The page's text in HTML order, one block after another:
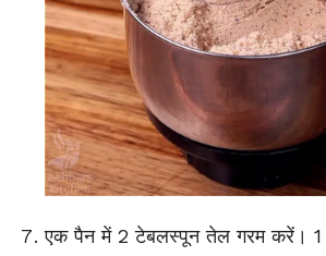
एक पैन में 2 टेबलस्पून तेल गरम करें। 1